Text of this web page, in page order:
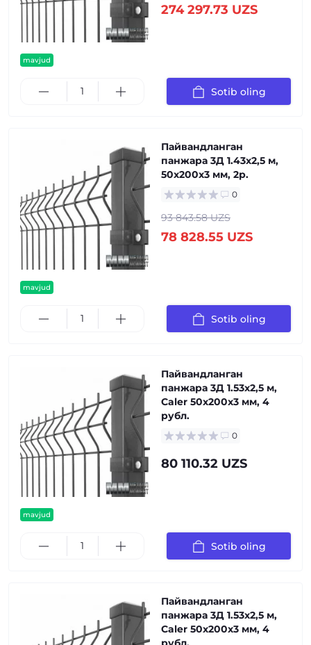
mavjud
274 297.73 UZS
Sotib oling
mavjud
Пайвандланган
панжара 3Д 1.43x2,5 м,
50x200x3 мм, 2р.
0
93 843.58 UZS
78 828.55 UZS
Sotib oling
mavjud
Пайвандланган
панжара 3Д 1.53x2,5 м,
Caler 50x200x3 мм, 4
рубл.
0
80 110.32 UZS
Sotib oling
Пайвандланган
панжара 3Д 1.53x2,5 м,
Caler 50x200x3 мм, 4